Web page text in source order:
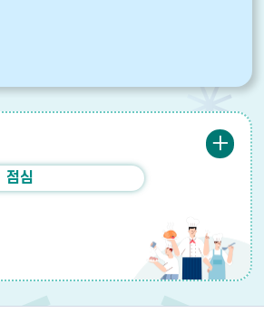
점심
더